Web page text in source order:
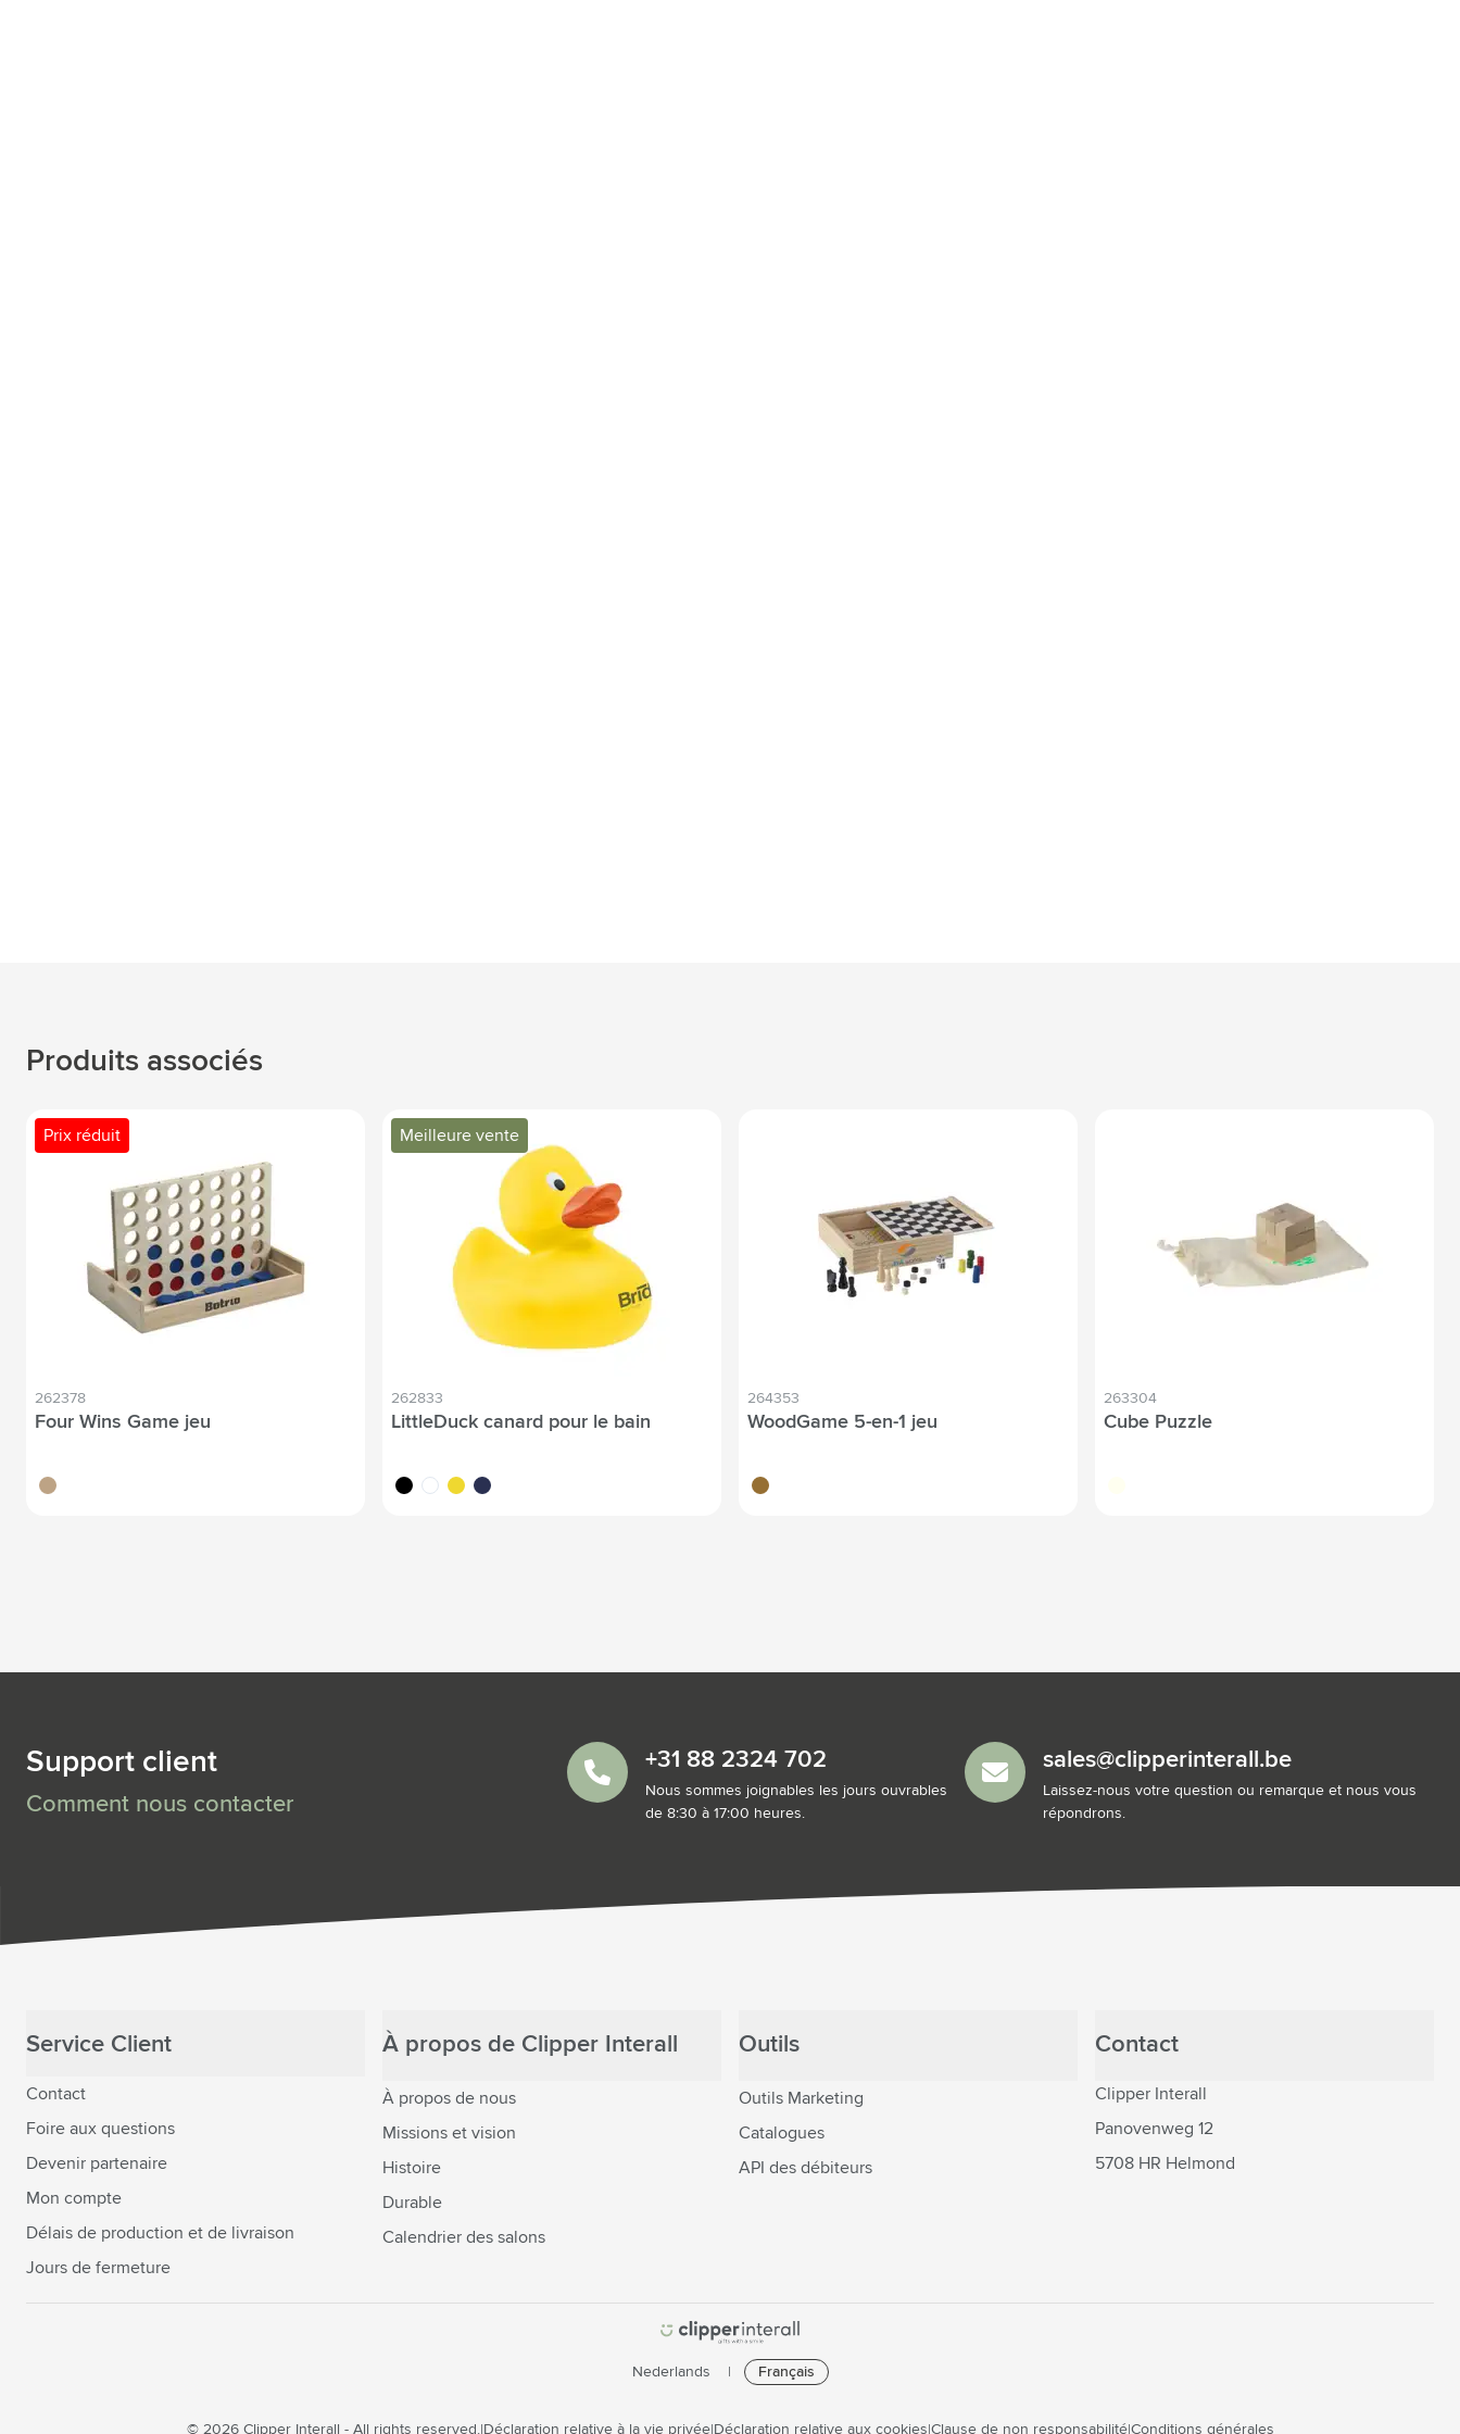
Produits associés
Prix réduit
262378
Four Wins Game jeu
brun bois
Meilleure vente
262833
LittleDuck canard pour le bain
noir blancjaunebleu marine
264353
WoodGame 5-en-1 jeu
brun bois
263304
Cube Puzzle
Support client
Comment nous contacter
+31 88 2324 702
Nous sommes joignables les jours ouvrables
de 8:30 à 17:00 heures.
sales@clipperinterall.be
Laissez-nous votre question ou remarque et nous vous
répondrons.
Service Client
Contact
Foire aux questions
Devenir partenaire
Mon compte
Délais de production et de livraison
Jours de fermeture
À propos de Clipper Interall
À propos de nous
Missions et vision
Histoire
Durable
Calendrier des salons
Outils
Outils Marketing
Catalogues
API des débiteurs
Contact
Clipper Interall
Panovenweg 12
5708 HR Helmond
Nederlands Français
© 2026 Clipper Interall - All rights reserved. Déclaration relative à la vie privée Déclaration relative aux cookies Clause de non responsabilité Conditions générales